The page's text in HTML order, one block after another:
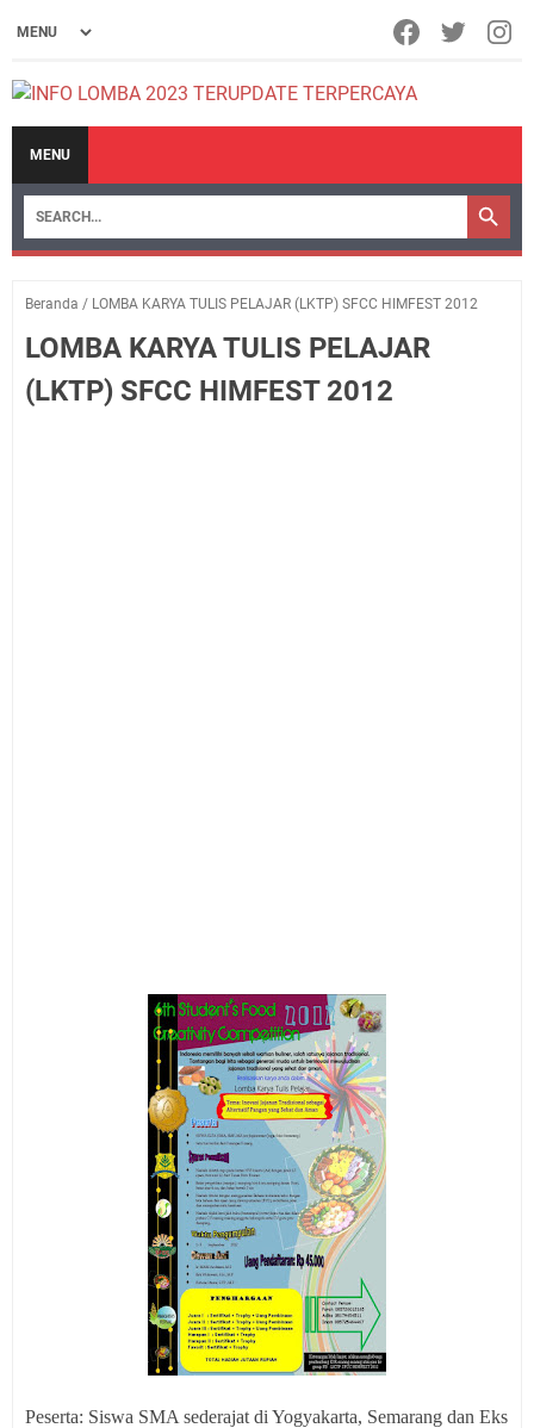
MENU
Beranda / LOMBA KARYA TULIS PELAJAR (LKTP) SFCC HIMFEST 2012
LOMBA KARYA TULIS PELAJAR
(LKTP) SFCC HIMFEST 2012
Peserta: Siswa SMA sederajat di Yogyakarta, Semarang dan Eks